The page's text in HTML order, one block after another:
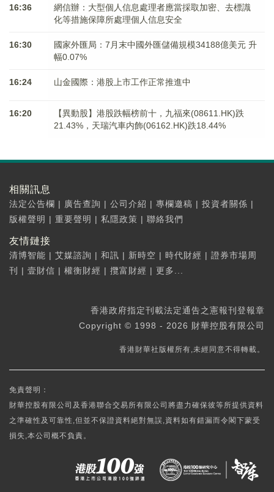
16:36
網信辦：大型個人信息處理者應當採取加密、去標識
化等措施保障所處理個人信息安全
16:30
國家外匯局：7月末中國外匯儲備規模34188億美元 升
幅0.07%
16:24 山金國際：港股上市工作正常推進中
16:20
【異動股】港股跌幅榜前十，九福來(08611.HK)跌
21.43%，天瑞汽車内飾(06162.HK)跌18.44%
相關訊息
法定公告欄 | 廣告查詢 | 公司介紹 | 專欄邀稿 | 投資者關係 |
版權聲明 | 重要聲明 | 私隱政策 | 聯絡我們
友情鏈接
清博智能 | 艾媒諮詢 | 和訊 | 新時空 | 時代財經 | 證券市場周
刊
| 壹財信 | 權衡財經 | 攬富財經 | 更多...
香港政府指定刊載法定通告之憲報刊登報章
Copyright © 1998 - 2026 財華控股有限公司
香港財華社版權所有,未經同意不得轉載。
免責聲明：
財華控股有限公司及香港聯合交易所有限公司將盡力確保彼等所提供資料
之準確性及可靠性,但並不保證資料絕對無誤,資料如有錯漏而令閣下蒙受
損失,本公司概不負責。